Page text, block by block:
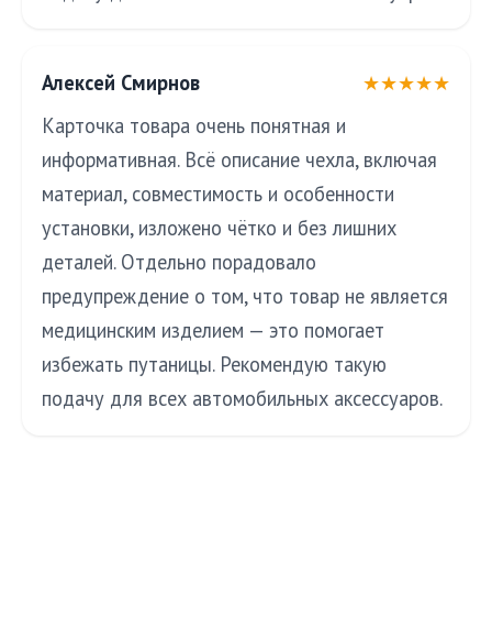
Алексей Смирнов
★★★★★
Карточка товара очень понятная и
информативная. Всё описание чехла, включая
материал, совместимость и особенности
установки, изложено чётко и без лишних
деталей. Отдельно порадовало
предупреждение о том, что товар не является
медицинским изделием — это помогает
избежать путаницы. Рекомендую такую
подачу для всех автомобильных аксессуаров.